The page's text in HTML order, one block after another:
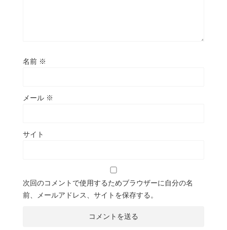
名前 ※
メール ※
サイト
次回のコメントで使用するためブラウザーに自分の名
前、メールアドレス、サイトを保存する。